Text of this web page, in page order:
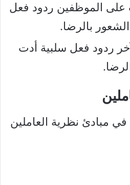
على الموظفين ردود فعل
بالرضا.
ردود فعل سلبية أدت
مبادئ نظرية العاملين